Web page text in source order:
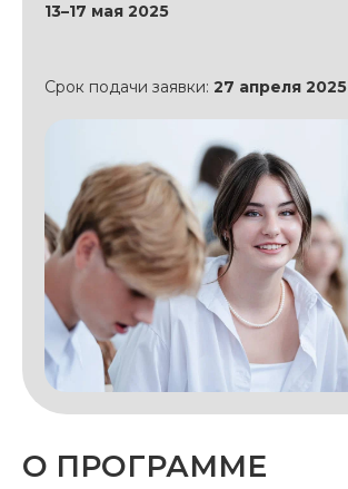
13–17 мая 2025
Срок подачи заявки: 27 апреля 2025
О ПРОГРАММЕ